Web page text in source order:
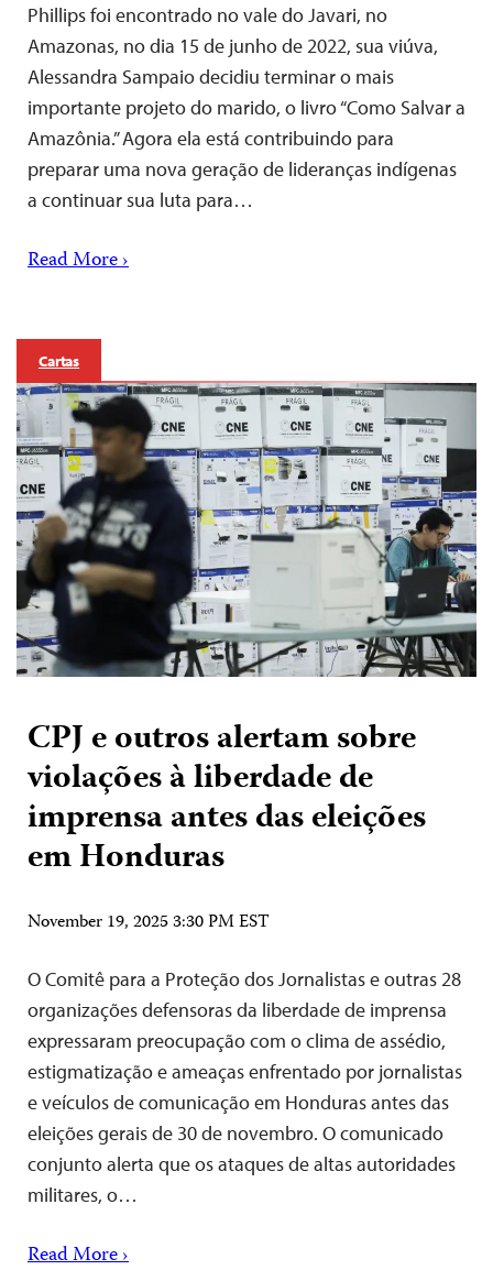
Phillips foi encontrado no vale do Javari, no
Amazonas, no dia 15 de junho de 2022, sua viúva,
Alessandra Sampaio decidiu terminar o mais
importante projeto do marido, o livro “Como Salvar a
Amazônia.” Agora ela está contribuindo para
preparar uma nova geração de lideranças indígenas
a continuar sua luta para…
Read More ›
Cartas
CPJ e outros alertam sobre
violações à liberdade de
imprensa antes das eleições
em Honduras
November 19, 2025 3:30 PM EST
O Comitê para a Proteção dos Jornalistas e outras 28
organizações defensoras da liberdade de imprensa
expressaram preocupação com o clima de assédio,
estigmatização e ameaças enfrentado por jornalistas
e veículos de comunicação em Honduras antes das
eleições gerais de 30 de novembro. O comunicado
conjunto alerta que os ataques de altas autoridades
militares, o…
Read More ›